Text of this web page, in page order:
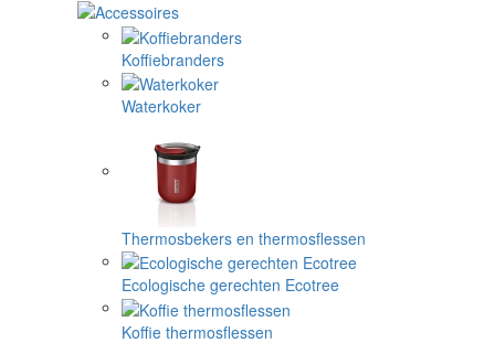
Koffiebranders
Waterkoker
Thermosbekers en thermosflessen
Ecologische gerechten Ecotree
Koffie thermosflessen